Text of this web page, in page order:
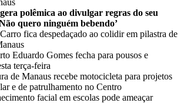
polêmica ao divulgar regras do seu
quero ninguém bebendo’
fica despedaçado ao colidir em pilastra de
Eduardo Gomes fecha para pousos e
terça-feira
de Manaus recebe motocicleta para projetos
e de patrulhamento no Centro
facial em escolas pode ameaçar